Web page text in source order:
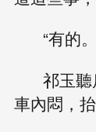
“有的
祁玉
車內悶，